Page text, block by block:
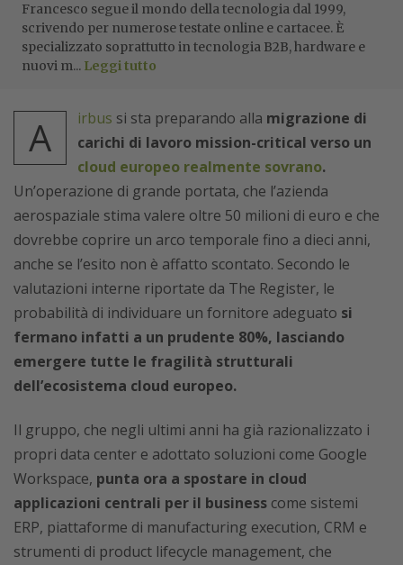
Francesco segue il mondo della tecnologia dal 1999,
scrivendo per numerose testate online e cartacee. È
specializzato soprattutto in tecnologia B2B, hardware e
nuovi m... Leggi tutto
A irbus si sta preparando alla migrazione di
carichi di lavoro mission-critical verso un
cloud europeo realmente sovrano.
Un’operazione di grande portata, che l’azienda
aerospaziale stima valere oltre 50 milioni di euro e che
dovrebbe coprire un arco temporale fino a dieci anni,
anche se l’esito non è affatto scontato. Secondo le
valutazioni interne riportate da The Register, le
probabilità di individuare un fornitore adeguato si
fermano infatti a un prudente 80%, lasciando
emergere tutte le fragilità strutturali
dell’ecosistema cloud europeo.
Il gruppo, che negli ultimi anni ha già razionalizzato i
propri data center e adottato soluzioni come Google
Workspace, punta ora a spostare in cloud
applicazioni centrali per il business come sistemi
ERP, piattaforme di manufacturing execution, CRM e
strumenti di product lifecycle management, che